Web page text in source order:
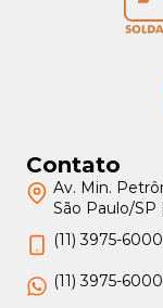
Contato
Av. Min.
São Paulo/SP
(11) 3975-6000
(11) 3975-6000